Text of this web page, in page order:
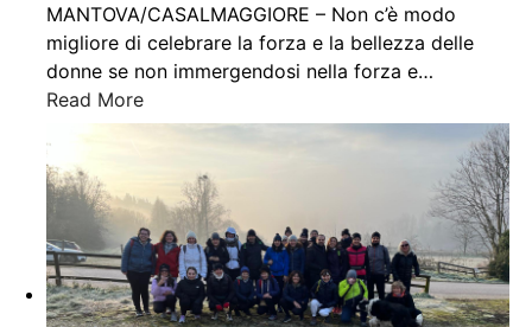
MANTOVA/CASALMAGGIORE – Non c’è modo
migliore di celebrare la forza e la bellezza delle
donne se non immergendosi nella forza e…
Read More